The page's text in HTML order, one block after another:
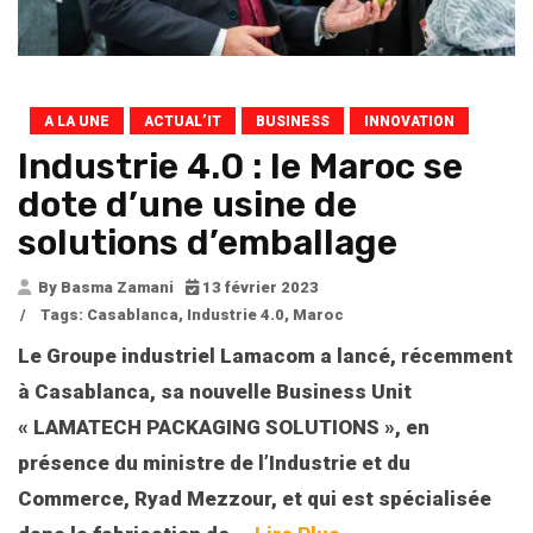
A LA UNE ACTUAL’IT BUSINESS INNOVATION
Industrie 4.0 : le Maroc se
dote d’une usine de
solutions d’emballage
By Basma Zamani
13 février 2023
/
Tags: Casablanca, Industrie 4.0, Maroc
Le Groupe industriel Lamacom a lancé, récemment
à Casablanca, sa nouvelle Business Unit
« LAMATECH PACKAGING SOLUTIONS », en
présence du ministre de l’Industrie et du
Commerce, Ryad Mezzour, et qui est spécialisée